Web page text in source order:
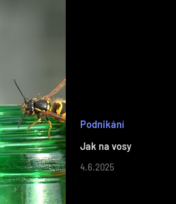
Podnikání
Jak na vosy
4.6.2025